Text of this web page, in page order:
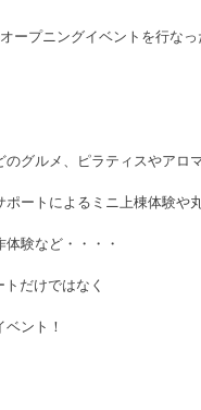
ープニングイベントを行な
グルメ、ピラティスやアロ
ートによるミニ上棟体験や
験など・・・・
だけではなく
ント！